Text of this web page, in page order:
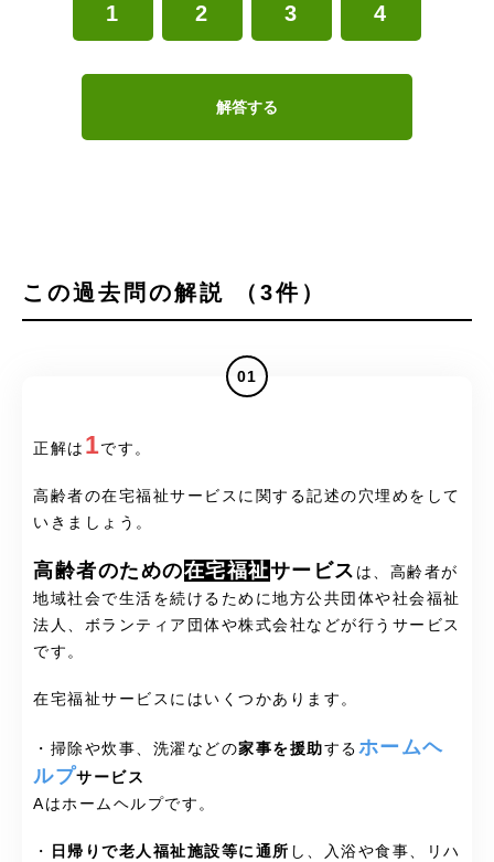
1 2 3 4
解答する
この過去問の解説 （3件）
01
正解は 1です。
高齢者の在宅福祉サービスに関する記述の穴埋めをして
いきましょう。
高齢者のための在宅福祉サービス は、高齢者が
地域社会で生活を続けるために地方公共団体や社会福祉
法人、ボランティア団体や株式会社などが行うサービス
です。
在宅福祉サービスにはいくつかあります。
・掃除や炊事、洗濯などの家事を援助する ホームヘ
ルプサービス
Aはホームヘルプです。
・ 日帰りで老人福祉施設等に通所 し、入浴や食事、リハ